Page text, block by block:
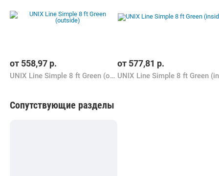
от 558,97 р.
UNIX Line Simple 8 ft Green (outside)
от 577,81 р.
Сопутствующие разделы